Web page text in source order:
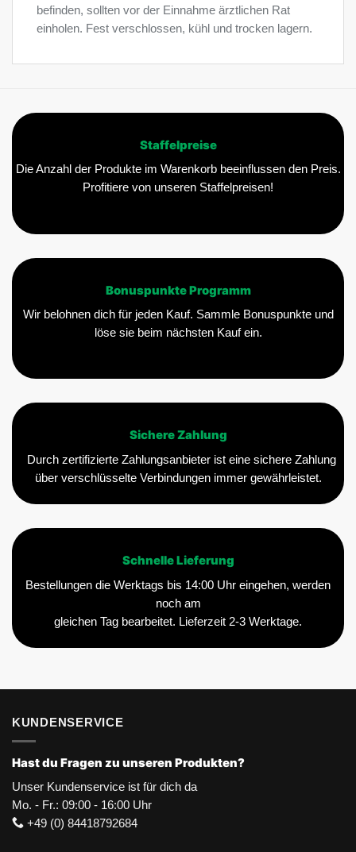
befinden, sollten vor der Einnahme ärztlichen Rat
einholen. Fest verschlossen, kühl und trocken lagern.
Staffelpreise
Die Anzahl der Produkte im Warenkorb beeinflussen den Preis.
Profitiere von unseren Staffelpreisen!
Bonuspunkte Programm
Wir belohnen dich für jeden Kauf. Sammle Bonuspunkte und
löse sie beim nächsten Kauf ein.
Sichere Zahlung
Durch zertifizierte Zahlungsanbieter ist eine sichere Zahlung
über verschlüsselte Verbindungen immer gewährleistet.
Schnelle Lieferung
Bestellungen die Werktags bis 14:00 Uhr eingehen, werden
noch am
gleichen Tag bearbeitet. Lieferzeit 2-3 Werktage.
KUNDENSERVICE
Hast du Fragen zu unseren Produkten?
Unser Kundenservice ist für dich da
Mo. - Fr.: 09:00 - 16:00 Uhr
+49 (0) 84418792684